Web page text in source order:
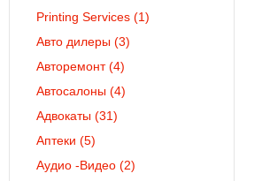
Printing Services (1)
Авто дилеры (3)
Авторемонт(4)
Автосалоны (4)
Адвокаты (31)
Аптеки (5)
Аудио -Видео (2)